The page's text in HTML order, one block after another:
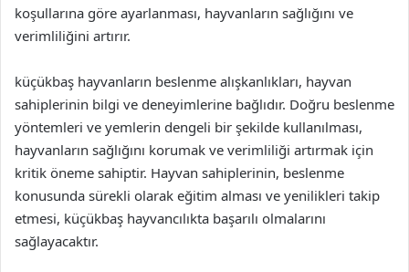
koşullarına göre ayarlanması, hayvanların sağlığını ve
verimliliğini artırır.
küçükbaş hayvanların beslenme alışkanlıkları, hayvan
sahiplerinin bilgi ve deneyimlerine bağlıdır. Doğru beslenme
yöntemleri ve yemlerin dengeli bir şekilde kullanılması,
hayvanların sağlığını korumak ve verimliliği artırmak için
kritik öneme sahiptir. Hayvan sahiplerinin, beslenme
konusunda sürekli olarak eğitim alması ve yenilikleri takip
etmesi, küçükbaş hayvancılıkta başarılı olmalarını
sağlayacaktır.